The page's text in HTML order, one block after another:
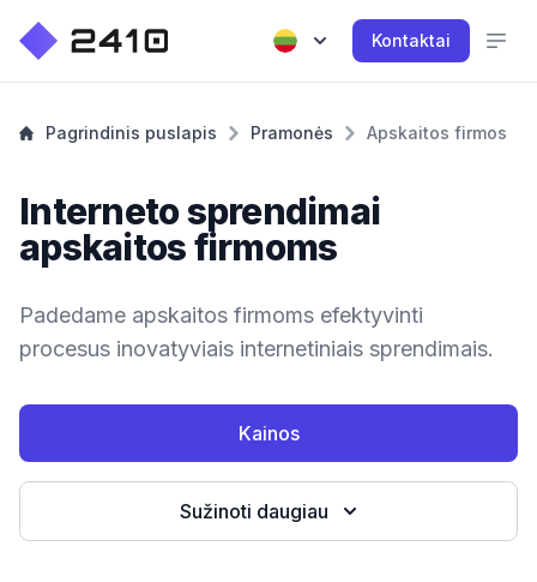
Kontaktai
Pagrindinis puslapis Pramonės Apskaitos firmos
Interneto sprendimai
apskaitos firmoms
Padedame apskaitos firmoms efektyvinti
procesus inovatyviais internetiniais sprendimais.
Kainos
Sužinoti daugiau